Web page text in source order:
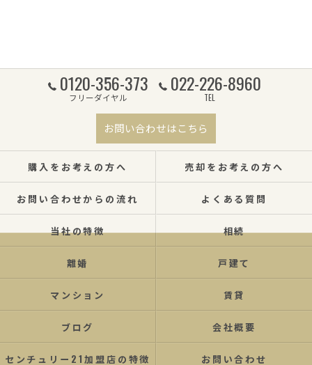
0120-356-373
フリーダイヤル
022-226-8960
TEL
お問い合わせはこちら
購入をお考えの方へ 売却をお考えの方へ
お問い合わせからの流れ よくある質問
当社の特徴 相続
離婚 戸建て
マンション 賃貸
ブログ 会社概要
センチュリー21加盟店の特徴 お問い合わせ